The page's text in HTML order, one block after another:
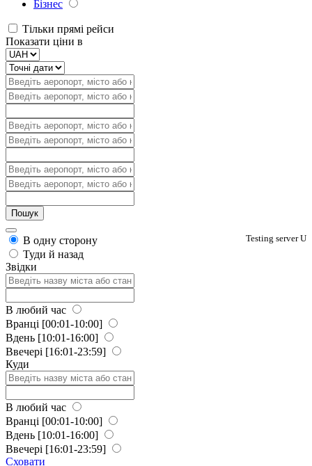
Бізнес
Тільки прямі рейси
Показати ціни в
Testing server U
В одну сторону
Туди й назад
Звідки
В любий час
Вранці [00:01-10:00]
Вдень [10:01-16:00]
Ввечері [16:01-23:59]
Куди
В любий час
Вранці [00:01-10:00]
Вдень [10:01-16:00]
Ввечері [16:01-23:59]
Сховати